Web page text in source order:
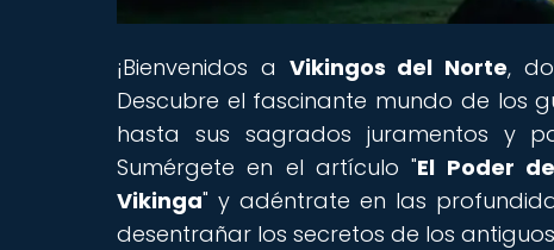
¡Bienvenidos a Vikingos del Norte,
Descubre el fascinante mundo de los
hasta sus sagrados juramentos y
Sumérgete en el artículo "El Poder
Vikinga" y adéntrate en las
desentrañar los secretos de los